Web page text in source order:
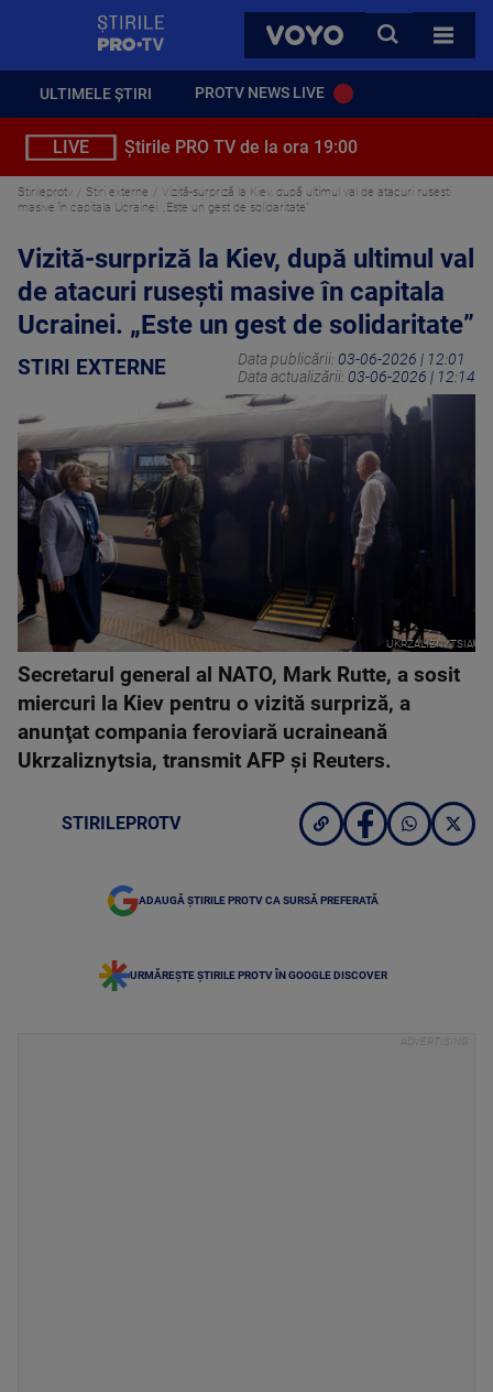
VOYO
CAUTA
TOATE
ULTIMELE ȘTIRI PROTV NEWS LIVE
LIVE Știrile PRO TV de la ora 19:00
Stirileprotv Stiri externe
Vizită-surpriză la Kiev, după ultimul val de atacuri rusești
masive în capitala Ucrainei. „Este un gest de solidaritate”
Vizită-surpriză la Kiev, după ultimul val
de atacuri rusești masive în capitala
Ucrainei. „Este un gest de solidaritate”
STIRI EXTERNE Data publicării: 03-06-2026 | 12:01
Data actualizării: 03-06-2026 | 12:14
UKRZALIZNYTSIA
Secretarul general al NATO, Mark Rutte, a sosit
miercuri la Kiev pentru o vizită surpriză, a
anunţat compania feroviară ucraineană
Ukrzaliznytsia, transmit AFP şi Reuters.
STIRILEPROTV
ADAUGĂ ȘTIRILE PROTV CA SURSĂ PREFERATĂ
URMĂREȘTE ȘTIRILE PROTV ÎN GOOGLE DISCOVER